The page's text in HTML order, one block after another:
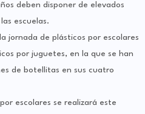
deben disponer de elevados
escuelas.
jornada de plásticos por escolares
por juguetes, en la que se han
de botellitas en sus cuatro
escolares se realizará este